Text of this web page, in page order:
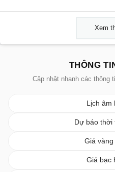
Xem
THÔNG
Cập nhật nhanh các thông
Lịch âm
Dự báo thời
Giá
Giá bạc